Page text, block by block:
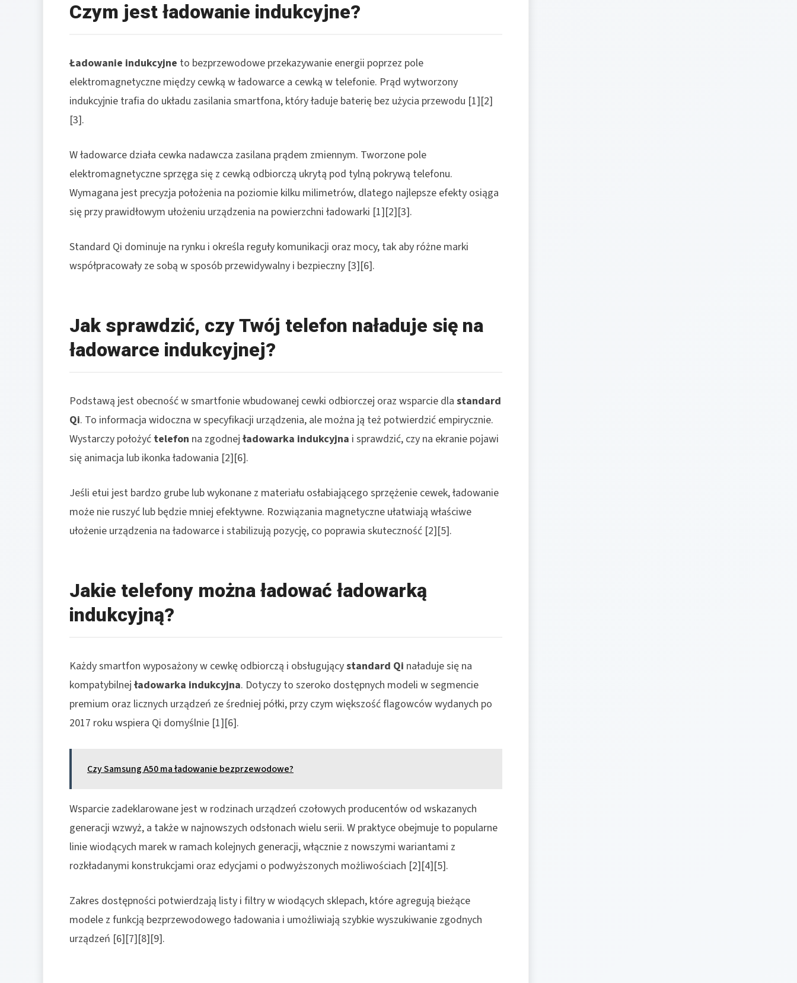
Czym jest ładowanie indukcyjne?
Ładowanie indukcyjne to bezprzewodowe przekazywanie energii poprzez pole
elektromagnetyczne między cewką w ładowarce a cewką w telefonie. Prąd wytworzony
indukcyjnie trafia do układu zasilania smartfona, który ładuje baterię bez użycia przewodu [1][2]
[3].
W ładowarce działa cewka nadawcza zasilana prądem zmiennym. Tworzone pole
elektromagnetyczne sprzęga się z cewką odbiorczą ukrytą pod tylną pokrywą telefonu.
Wymagana jest precyzja położenia na poziomie kilku milimetrów, dlatego najlepsze efekty osiąga
się przy prawidłowym ułożeniu urządzenia na powierzchni ładowarki [1][2][3].
Standard Qi dominuje na rynku i określa reguły komunikacji oraz mocy, tak aby różne marki
współpracowały ze sobą w sposób przewidywalny i bezpieczny [3][6].
Jak sprawdzić, czy Twój telefon naładuje się na
ładowarce indukcyjnej?
Podstawą jest obecność w smartfonie wbudowanej cewki odbiorczej oraz wsparcie dla standard
Qi. To informacja widoczna w specyfikacji urządzenia, ale można ją też potwierdzić empirycznie.
Wystarczy położyć telefon na zgodnej ładowarka indukcyjna i sprawdzić, czy na ekranie pojawi
się animacja lub ikonka ładowania [2][6].
Jeśli etui jest bardzo grube lub wykonane z materiału osłabiającego sprzężenie cewek, ładowanie
może nie ruszyć lub będzie mniej efektywne. Rozwiązania magnetyczne ułatwiają właściwe
ułożenie urządzenia na ładowarce i stabilizują pozycję, co poprawia skuteczność [2][5].
Jakie telefony można ładować ładowarką
indukcyjną?
Każdy smartfon wyposażony w cewkę odbiorczą i obsługującystandard Qi naładuje się na
kompatybilnej ładowarka indukcyjna. Dotyczy to szeroko dostępnych modeli w segmencie
premium oraz licznych urządzeń ze średniej półki, przy czym większość flagowców wydanych po
2017 roku wspiera Qi domyślnie [1][6].
Czy Samsung A50 ma ładowanie bezprzewodowe?
Wsparcie zadeklarowane jest w rodzinach urządzeń czołowych producentów od wskazanych
generacji wzwyż, a także w najnowszych odsłonach wielu serii. W praktyce obejmuje to popularne
linie wiodących marek w ramach kolejnych generacji, włącznie z nowszymi wariantami z
rozkładanymi konstrukcjami oraz edycjami o podwyższonych możliwościach [2][4][5].
Zakres dostępności potwierdzają listy i filtry w wiodących sklepach, które agregują bieżące
modele z funkcją bezprzewodowego ładowania i umożliwiają szybkie wyszukiwanie zgodnych
urządzeń [6][7][8][9].